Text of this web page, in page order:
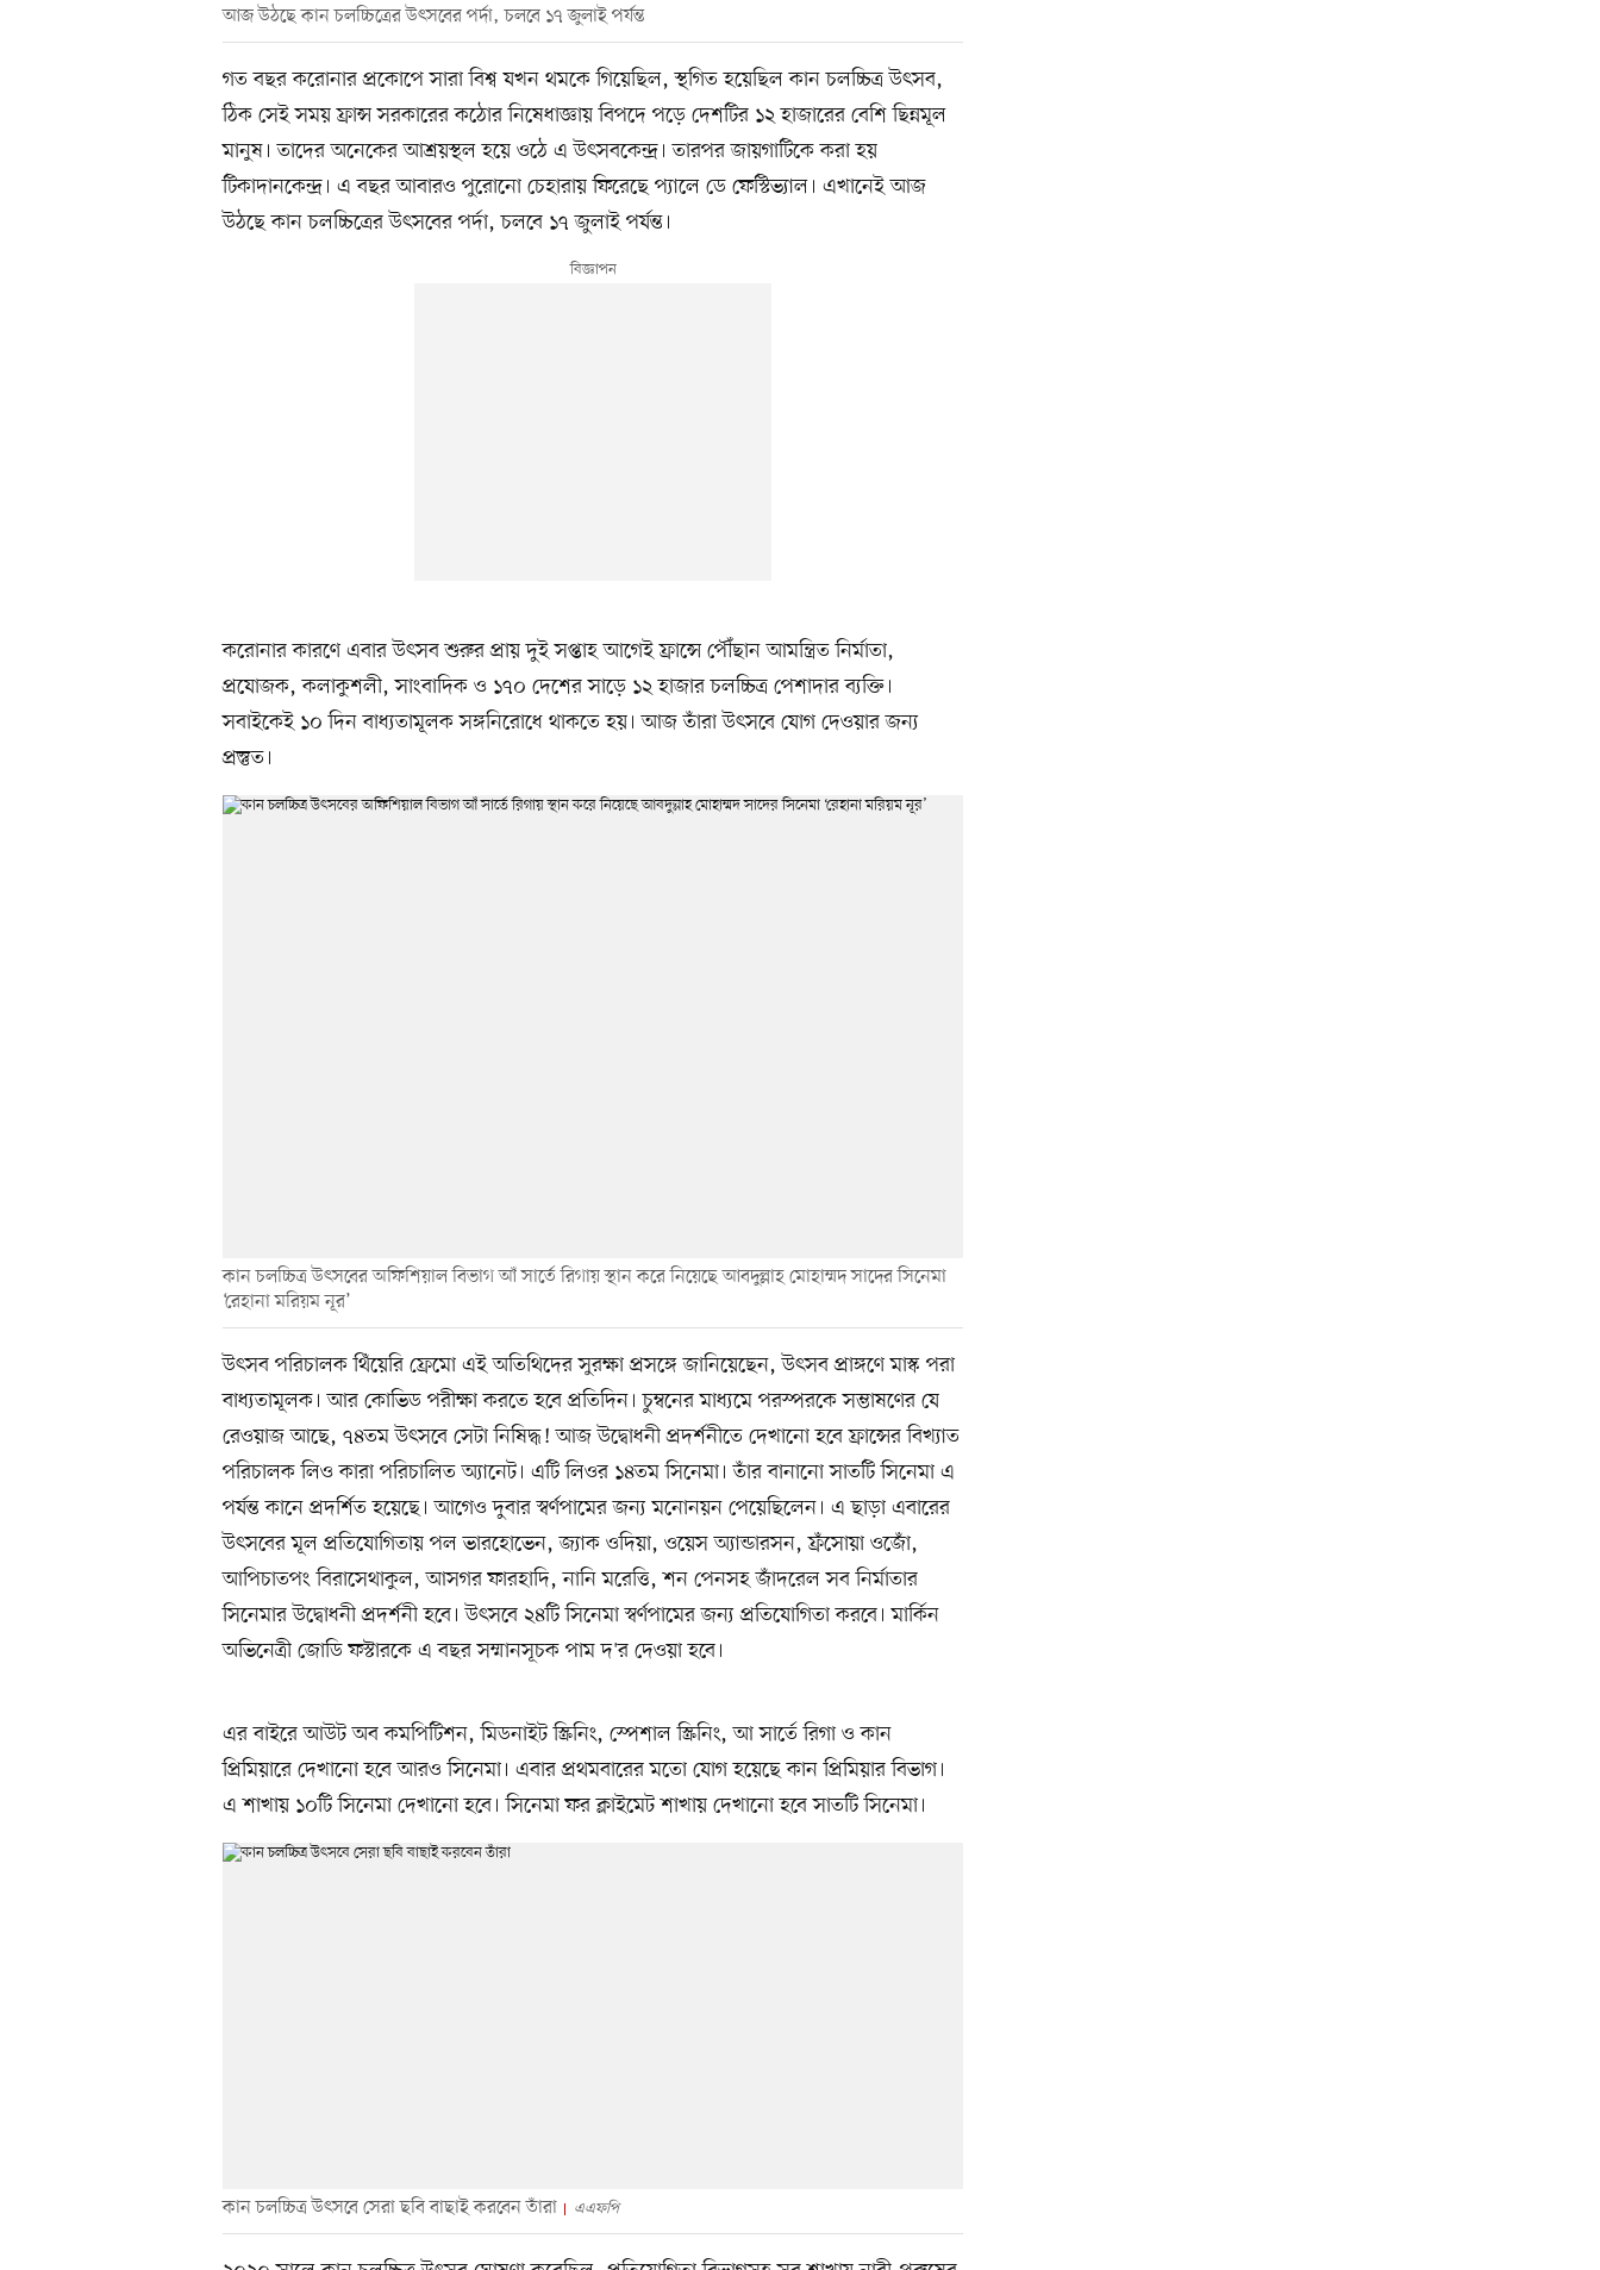
আজ উঠছে কান চলচ্চিত্রের উৎসবের পর্দা, চলবে ১৭ জুলাই পর্যন্ত
গত বছর করোনার প্রকোপে সারা বিশ্ব যখন থমকে গিয়েছিল, স্থগিত হয়েছিল কান চলচ্চিত্র উৎসব,
ঠিক সেই সময় ফ্রান্স সরকারের কঠোর নিষেধাজ্ঞায় বিপদে পড়ে দেশটির ১২ হাজারের বেশি ছিন্নমূল
মানুষ। তাদের অনেকের আশ্রয়স্থল হয়ে ওঠে এ উৎসবকেন্দ্র। তারপর জায়গাটিকে করা হয়
টিকাদানকেন্দ্র। এ বছর আবারও পুরোনো চেহারায় ফিরেছে প্যালে ডে ফেস্টিভ্যাল। এখানেই আজ
উঠছে কান চলচ্চিত্রের উৎসবের পর্দা, চলবে ১৭ জুলাই পর্যন্ত।
করোনার কারণে এবার উৎসব শুরুর প্রায় দুই সপ্তাহ আগেই ফ্রান্সে পৌঁছান আমন্ত্রিত নির্মাতা,
প্রযোজক, কলাকুশলী, সাংবাদিক ও ১৭০ দেশের সাড়ে ১২ হাজার চলচ্চিত্র পেশাদার ব্যক্তি।
সবাইকেই ১০ দিন বাধ্যতামূলক সঙ্গনিরোধে থাকতে হয়। আজ তাঁরা উৎসবে যোগ দেওয়ার জন্য
প্রস্তুত।
কান চলচ্চিত্র উৎসবের অফিশিয়াল বিভাগ আঁ সার্তে রিগায় স্থান করে নিয়েছে আবদুল্লাহ মোহাম্মদ সাদের সিনেমা
‘রেহানা মরিয়ম নূর’
উৎসব পরিচালক থিঁয়েরি ফ্রেমো এই অতিথিদের সুরক্ষা প্রসঙ্গে জানিয়েছেন, উৎসব প্রাঙ্গণে মাস্ক পরা
বাধ্যতামূলক। আর কোভিড পরীক্ষা করতে হবে প্রতিদিন। চুম্বনের মাধ্যমে পরস্পরকে সম্ভাষণের যে
রেওয়াজ আছে, ৭৪তম উৎসবে সেটা নিষিদ্ধ! আজ উদ্বোধনী প্রদর্শনীতে দেখানো হবে ফ্রান্সের বিখ্যাত
পরিচালক লিও কারা পরিচালিত অ্যানেট। এটি লিওর ১৪তম সিনেমা। তাঁর বানানো সাতটি সিনেমা এ
পর্যন্ত কানে প্রদর্শিত হয়েছে। আগেও দুবার স্বর্ণপামের জন্য মনোনয়ন পেয়েছিলেন। এ ছাড়া এবারের
উৎসবের মূল প্রতিযোগিতায় পল ভারহোভেন, জ্যাক ওদিয়া, ওয়েস অ্যান্ডারসন, ফ্রঁসোয়া ওজোঁ,
আপিচাতপং বিরাসেথাকুল, আসগর ফারহাদি, নানি মরেত্তি, শন পেনসহ জাঁদরেল সব নির্মাতার
সিনেমার উদ্বোধনী প্রদর্শনী হবে। উৎসবে ২৪টি সিনেমা স্বর্ণপামের জন্য প্রতিযোগিতা করবে। মার্কিন
অভিনেত্রী জোডি ফস্টারকে এ বছর সম্মানসূচক পাম দ'র দেওয়া হবে।
এর বাইরে আউট অব কমপিটিশন, মিডনাইট স্ক্রিনিং, স্পেশাল স্ক্রিনিং, আ সার্তে রিগা ও কান
প্রিমিয়ারে দেখানো হবে আরও সিনেমা। এবার প্রথমবারের মতো যোগ হয়েছে কান প্রিমিয়ার বিভাগ।
এ শাখায় ১০টি সিনেমা দেখানো হবে। সিনেমা ফর ক্লাইমেট শাখায় দেখানো হবে সাতটি সিনেমা।
কান চলচ্চিত্র উৎসবে সেরা ছবি বাছাই করবেন তাঁরা এএফপি